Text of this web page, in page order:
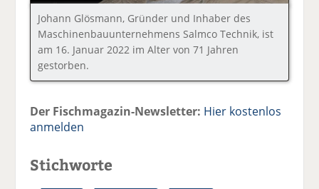
Johann Glösmann, Gründer und Inhaber des
Maschinenbauunternehmens Salmco Technik, ist
am 16. Januar 2022 im Alter von 71 Jahren
gestorben.
Der Fischmagazin-Newsletter: Hier kostenlos
anmelden
Stichworte